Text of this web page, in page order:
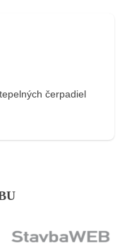
čerpadiel